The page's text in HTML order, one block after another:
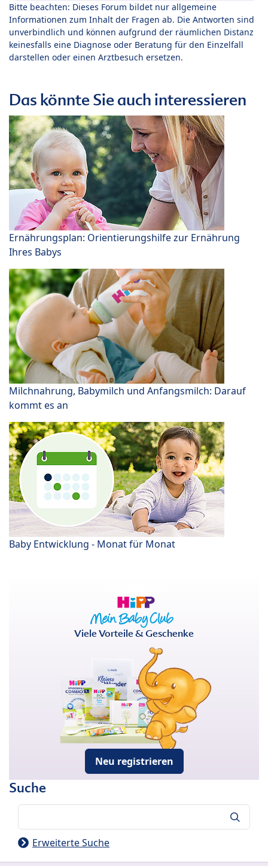
Bitte beachten: Dieses Forum bildet nur allgemeine
Informationen zum Inhalt der Fragen ab. Die Antworten sind
unverbindlich und können aufgrund der räumlichen Distanz
keinesfalls eine Diagnose oder Beratung für den Einzelfall
darstellen oder einen Arztbesuch ersetzen.
Das könnte Sie auch interessieren
Ernährungsplan: Orientierungshilfe zur Ernährung
Ihres Babys
Milchnahrung, Babymilch und Anfangsmilch: Darauf
kommt es an
Baby Entwicklung - Monat für Monat
Viele Vorteile & Geschenke
Neu registrieren
Suche
Erweiterte Suche